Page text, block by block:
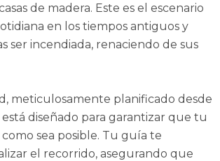
de madera. Este es el escenario
en los tiempos antiguos y
ser incendiada, renaciendo de sus
meticulosamente planificado desde
diseñado para garantizar que tu
sea posible. Tu guía te
el recorrido, asegurando que